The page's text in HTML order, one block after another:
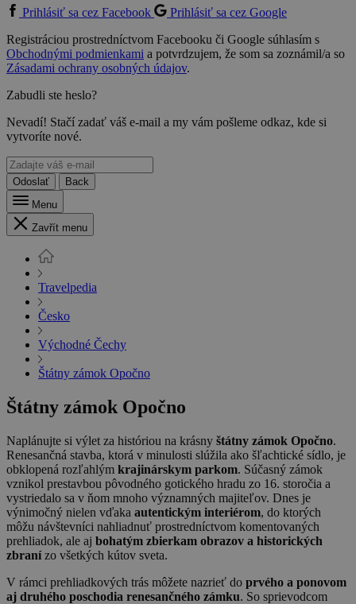
Prihlásiť sa cez Facebook
Prihlásiť sa cez Google
Registráciou prostredníctvom Facebooku či Google súhlasím s
Obchodnými podmienkami a potvrdzujem, že som sa zoznámil/a so
Zásadami ochrany osobných údajov.
Zabudli ste heslo?
Nevadí! Stačí zadať váš e-mail a my vám pošleme odkaz, kde si
vytvoríte nové.
Odoslať
Back
Menu
Zavřít menu
Travelpedia
Česko
Východné Čechy
Štátny zámok Opočno
Štátny zámok Opočno
Naplánujte si výlet za históriou na krásny štátny zámok Opočno.
Renesančná stavba, ktorá v minulosti slúžila ako šľachtické sídlo, je
obklopená rozľahlým krajinárskym parkom. Súčasný zámok
vznikol prestavbou pôvodného gotického hradu zo 16. storočia a
vystriedalo sa v ňom mnoho významných majiteľov. Dnes je
výnimočný nielen vďaka autentickým interiérom, do ktorých
môžu návštevníci nahliadnuť prostredníctvom komentovaných
prehliadok, ale aj bohatým zbierkam obrazov a historických
zbranízo všetkých kútov sveta.
V rámci prehliadkových trás môžete nazrieť do prvého a ponovom
aj druhého poschodia renesančného zámku. So sprievodcom